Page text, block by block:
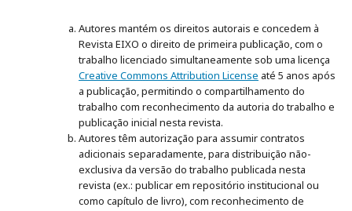
Autores mantém os direitos autorais e concedem à
Revista EIXO o direito de primeira publicação, com o
trabalho licenciado simultaneamente sob uma licença
Creative Commons Attribution License até 5 anos após
a publicação, permitindo o compartilhamento do
trabalho com reconhecimento da autoria do trabalho e
publicação inicial nesta revista.
Autores têm autorização para assumir contratos
adicionais separadamente, para distribuição não-
exclusiva da versão do trabalho publicada nesta
revista (ex.: publicar em repositório institucional ou
como capítulo de livro), com reconhecimento de